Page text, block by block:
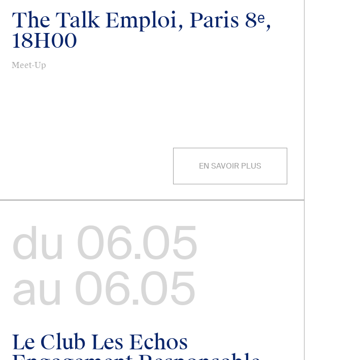
The Talk Emploi, Paris 8ᵉ,
18H00
Meet-Up
EN SAVOIR PLUS
du 06.05
au 06.05
Le Club Les Echos